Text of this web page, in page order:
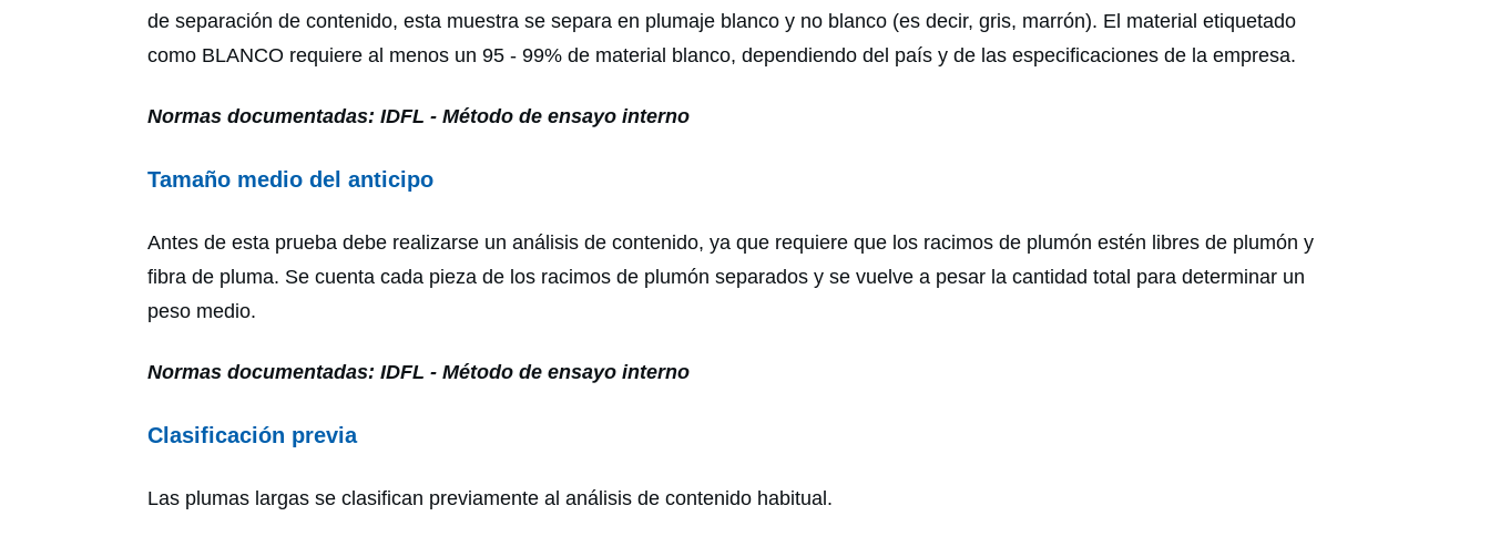
de separación de contenido, esta muestra se separa en plumaje blanco y no blanco (es decir, gris, marrón). El material etiquetado
como BLANCO requiere al menos un 95 - 99% de material blanco, dependiendo del país y de las especificaciones de la empresa.
Normas documentadas: IDFL - Método de ensayo interno
Tamaño medio del anticipo
Antes de esta prueba debe realizarse un análisis de contenido, ya que requiere que los racimos de plumón estén libres de plumón y
fibra de pluma. Se cuenta cada pieza de los racimos de plumón separados y se vuelve a pesar la cantidad total para determinar un
peso medio.
Normas documentadas: IDFL - Método de ensayo interno
Clasificación previa
Las plumas largas se clasifican previamente al análisis de contenido habitual.